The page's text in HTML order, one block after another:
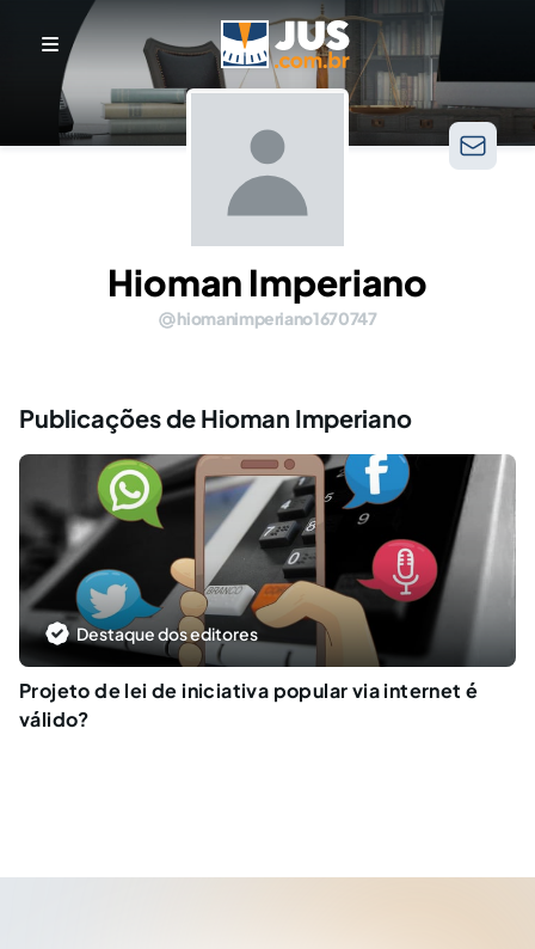
Hioman Imperiano
hiomanimperiano1670747
Publicações de Hioman Imperiano
Destaque dos editores
Projeto de lei de iniciativa popular via internet é
válido?